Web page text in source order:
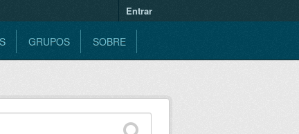
Entrar
GRUPOS SOBRE